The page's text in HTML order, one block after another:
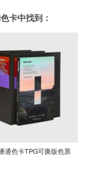
卡中找到：
通色卡TPG可撕版色票